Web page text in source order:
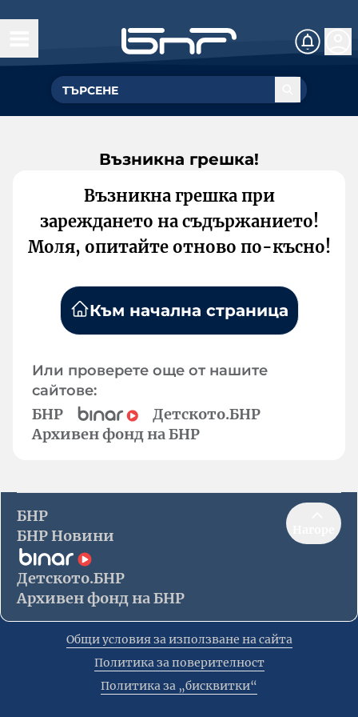
Възникна грешка!
Възникна грешка при
зареждането на съдържанието!
Моля, опитайте отново по-късно!
Към начална страница
Или проверете още от нашите
сайтове:
БНР
Детското.БНР
Архивен фонд на БНР
БНР
БНР Новини
Детското.БНР
Архивен фонд на БНР
Общи условия за използване на сайта
Политика за поверителност
Политика за „бисквитки“